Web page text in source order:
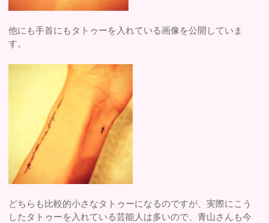
他にも手首にもタトゥーを入れている画像を公開していま
す。
どちらも比較的小さなタトゥーになるのですが、実際にこう
したタトゥーを入れている芸能人は多いので、青山さんも今